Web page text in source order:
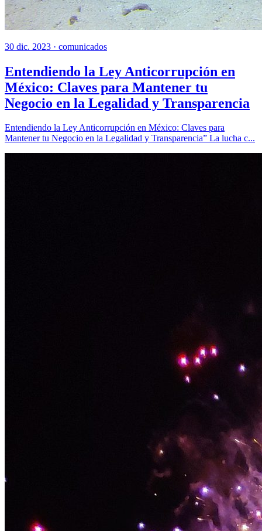
30 dic. 2023 · comunicados
Entendiendo la Ley Anticorrupción en
México: Claves para Mantener tu
Negocio en la Legalidad y Transparencia
Entendiendo la Ley Anticorrupción en México: Claves para
Mantener tu Negocio en la Legalidad y Transparencia” La lucha c...